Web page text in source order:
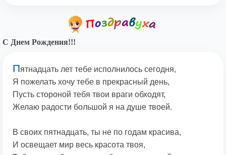
С Днем Рождения!!!
Пятнадцать лет тебе исполнилось сегодня,
Я пожелать хочу тебе в прекрасный день,
Пусть стороной тебя твои враги обходят,
Желаю радости большой я на душе твоей.
В своих пятнадцать, ты не по годам красива,
И освещает мир весь красота твоя,